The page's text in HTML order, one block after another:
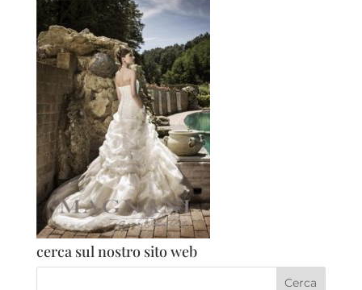
cerca sul nostro sito web